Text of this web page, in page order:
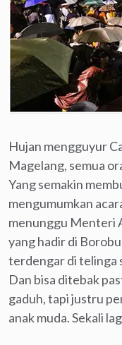
Hujan mengguyur
Magelang, semua
Yang semakin
mengumumkan
menunggu Menteri
yang hadir di
terdengar di telinga
Dan bisa ditebak
gaduh, tapi justru
anak muda. Sekali